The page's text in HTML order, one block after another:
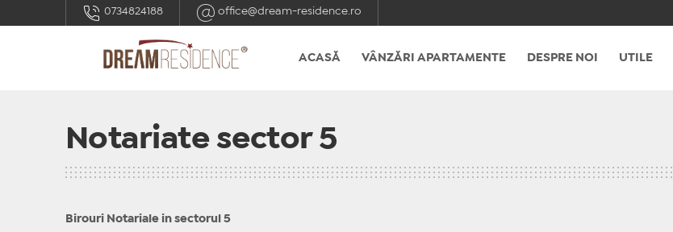
0734824188 office@dream-residence.ro
ACASĂ VÂNZĂRI APARTAMENTE DESPRE NOI UTILE
Notariate sector 5
Birouri Notariale in sectorul 5